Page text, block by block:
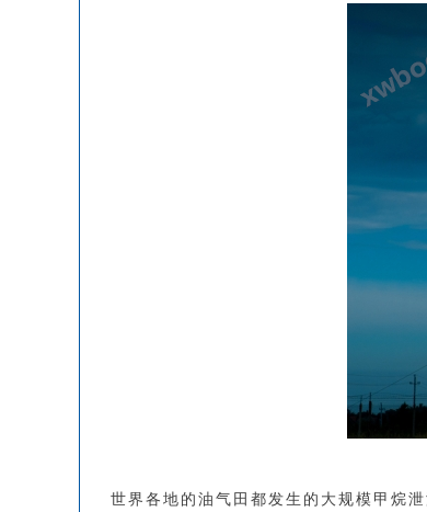
世界各地的油气田都发生的大规模甲烷